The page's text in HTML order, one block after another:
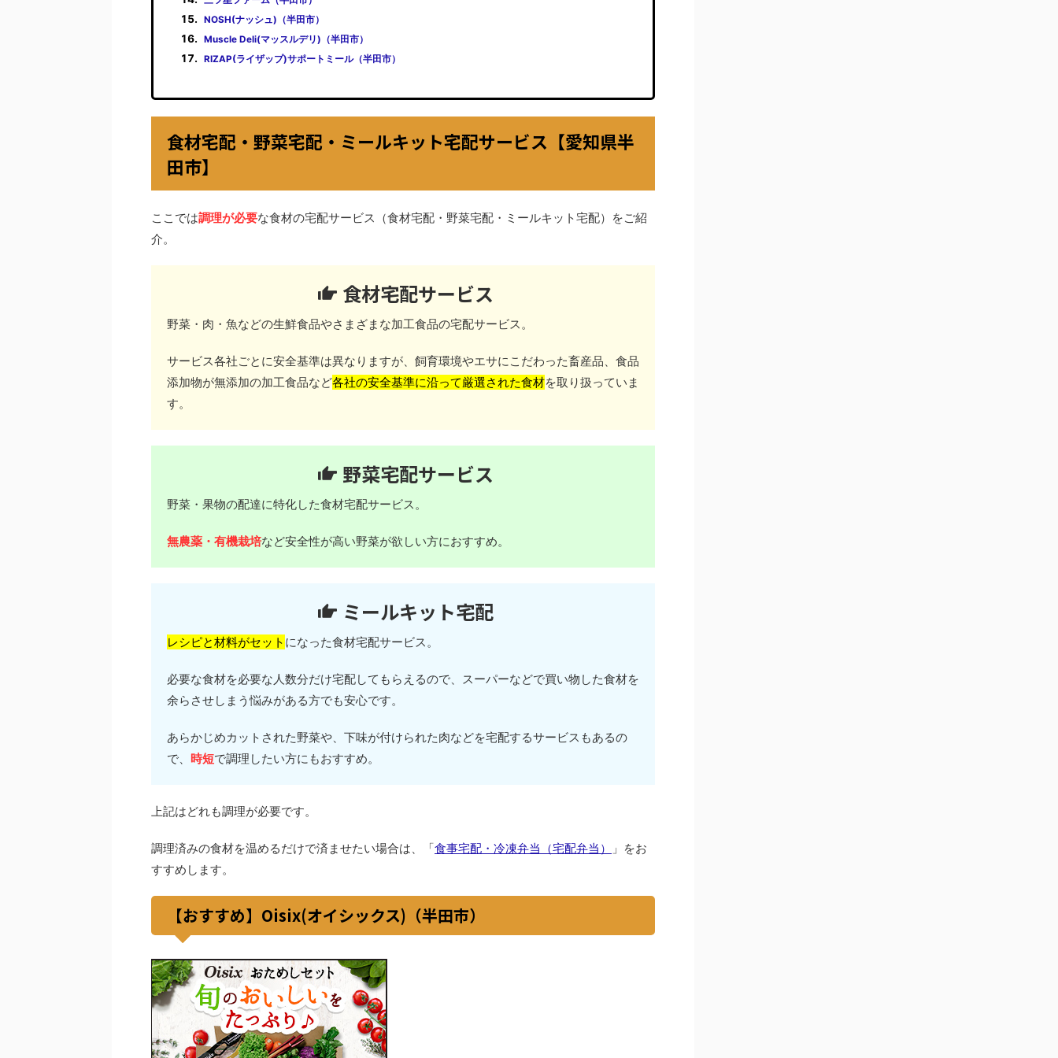
NOSH(ナッシュ)（半田市）
Muscle Deli(マッスルデリ)（半田市）
RIZAP(ライザップ)サポートミール（半田市）
食材宅配・野菜宅配・ミールキット宅配サービス【愛知県半
田市】
ここでは調理が必要な食材の宅配サービス（食材宅配・野菜宅配・ミールキット宅配）をご紹
介。
食材宅配サービス
野菜・肉・魚などの生鮮食品やさまざまな加工食品の宅配サービス。
サービス各社ごとに安全基準は異なりますが、飼育環境やエサにこだわった畜産品、食品
添加物が無添加の加工食品など各社の安全基準に沿って厳選された食材を取り扱っていま
す。
野菜宅配サービス
野菜・果物の配達に特化した食材宅配サービス。
無農薬・有機栽培など安全性が高い野菜が欲しい方におすすめ。
ミールキット宅配
レシピと材料がセット になった食材宅配サービス。
必要な食材を必要な人数分だけ宅配してもらえるので、スーパーなどで買い物した食材を
余らさせしまう悩みがある方でも安心です。
あらかじめカットされた野菜や、下味が付けられた肉などを宅配するサービスもあるの
で、 時短で調理したい方にもおすすめ。
上記はどれも調理が必要です。
調理済みの食材を温めるだけで済ませたい場合は、「食事宅配・冷凍弁当（宅配弁当）
」をお
すすめします。
【おすすめ】Oisix(オイシックス)（半田市）